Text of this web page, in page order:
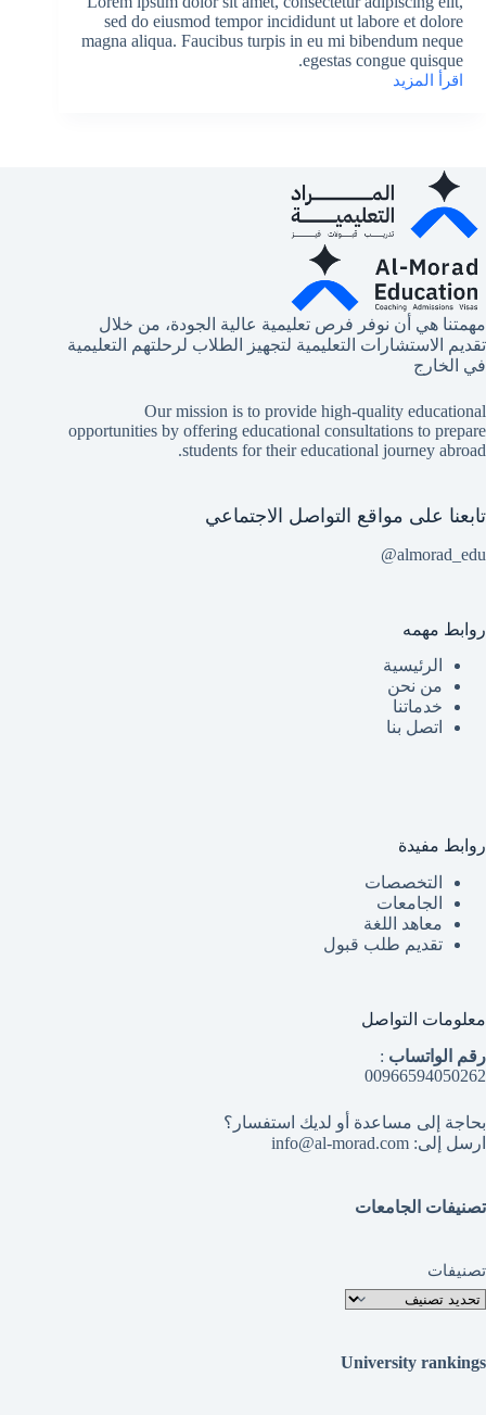
جامعات
مسار
الرواد
(تحديث
sed do eiusmod tempor incididunt ut labore et dolore
magna aliqua. Faucibus turpis in eu mi bibendum neque
egestas congue quisque.
اقرأ المزيد
المدونة
مهمتنا هي أن نوفر فرص تعليمية عالية الجودة، من خلال
تقديم الاستشارات التعليمية لتجهيز الطلاب لرحلتهم التعليمية
في الخارج
Our mission is to provide high-quality educational
opportunities by offering educational consultations to prepare
students for their educational journey abroad.
تابعنا على مواقع التواصل الاجتماعي
almorad_edu@
روابط مهمه
الرئيسية
من نحن
خدماتنا
اتصل بنا
روابط مفيدة
التخصصات
الجامعات
معاهد اللغة
تقديم طلب قبول
معلومات التواصل
رقم الواتساب :
00966594050262
بحاجة إلى مساعدة أو لديك استفسار؟
ارسل إلى: info@al-morad.com
تصنيفات الجامعات
تصنيفات
University rankings